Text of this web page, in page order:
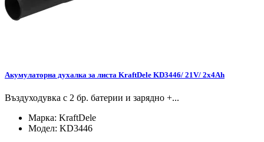
Акумулаторна духалка за листа KraftDele KD3446/ 21V/ 2x4Ah
Въздуходувка с 2 бр. батерии и зарядно +...
Марка: KraftDele
Модел: KD3446